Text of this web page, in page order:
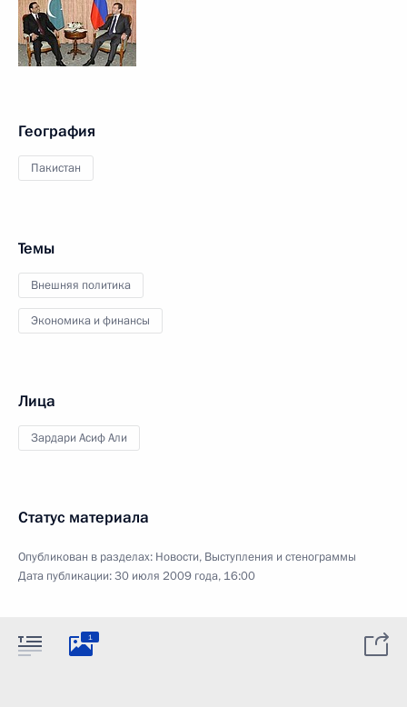
География
Пакистан
Темы
Внешняя политика
Экономика и финансы
Лица
Зардари Асиф Али
Статус материала
Опубликован в разделах: Новости, Выступления и стенограммы
Дата публикации:30 июля 2009 года, 16:00
1